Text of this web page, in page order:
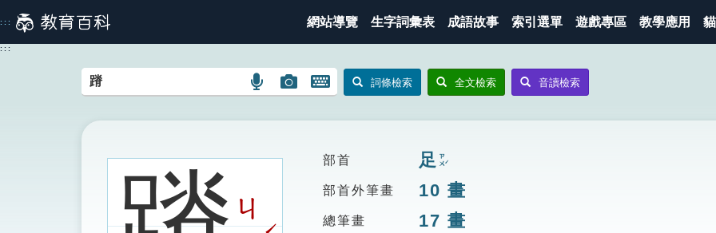
到
主
::: 網站導覽 生字詞彙表 成語故事 索引選單 遊戲專區 教學應用
:::
語
搜
圖
圖
搜
開
鍵
圖
詞條檢索 全文檢索 音讀檢索
ㄐ
部首 足 ㄗㄨˊ
部首外筆畫 10 畫
總筆畫 17 畫